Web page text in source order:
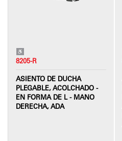
8205-R
ASIENTO DE DUCHA
PLEGABLE, ACOLCHADO -
EN FORMA DE L - MANO
DERECHA, ADA